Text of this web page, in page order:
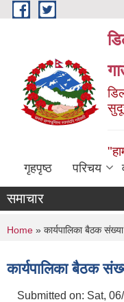
Skip to main content
गृहपृष्ठ परिचय
समाचार
You are here
Home » कार्यपालिका बैठक
कार्यपालिका बैठक
Submitted on: Sat,